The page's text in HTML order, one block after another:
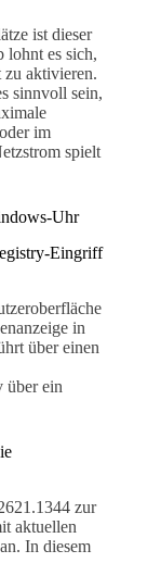
ist dieser
lohnt es sich,
zu aktivieren.
sinnvoll sein,
im
spielt
Uhr
Eingriff
in
über einen
über ein
zur
aktuellen
In diesem